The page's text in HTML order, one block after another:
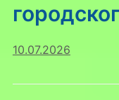
10.07.2026